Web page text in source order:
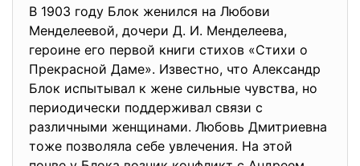
В 1903 году Блок женился на Любови
Менделеевой, дочери Д. И. Менделеева,
героине его первой книги стихов «Стихи о
Прекрасной Даме». Известно, что Александр
Блок испытывал к жене сильные чувства, но
периодически поддерживал связи с
различными женщинами. Любовь Дмитриевна
тоже позволяла себе увлечения. На этой